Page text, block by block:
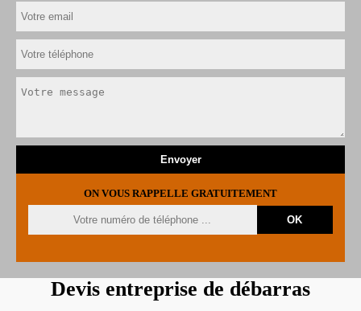
ON VOUS RAPPELLE GRATUITEMENT
Devis entreprise de débarras